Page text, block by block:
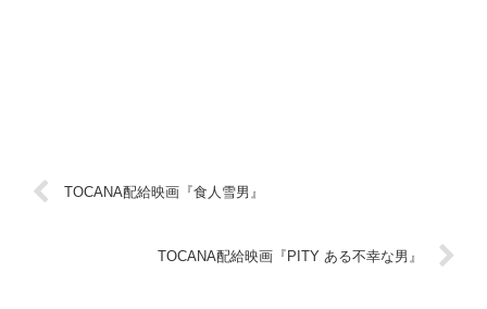
TOCANA配給映画『食人雪男』
TOCANA配給映画『PITY ある不幸な男』